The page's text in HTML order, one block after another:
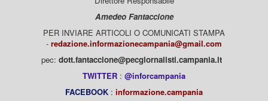
Amedeo Fantaccione
PER INVIARE ARTICOLI O COMUNICATI STAMPA
- redazione.informazionecampania@gmail.com
pec: dott.fantaccione@pecgiornalisti.campania.it
TWITTER : @inforcampania
FACEBOOK : informazione.campania